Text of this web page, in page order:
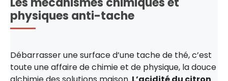
physiques anti-tache
Débarrasser une surface d’une tache de thé, c’est
toute une affaire de chimie et de physique, la douce